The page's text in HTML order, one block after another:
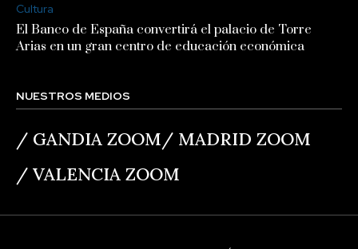
Cultura
El Banco de España convertirá el palacio de Torre
Arias en un gran centro de educación económica
NUESTROS MEDIOS
/ GANDIA ZOOM/ MADRID ZOOM
/ VALENCIA ZOOM